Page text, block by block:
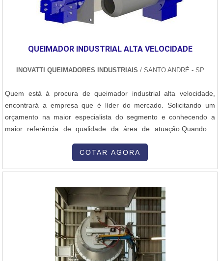
QUEIMADOR INDUSTRIAL ALTA VELOCIDADE
INOVATTI QUEIMADORES INDUSTRIAIS / SANTO ANDRÉ - SP
Quem está à procura de queimador industrial alta velocidade,
encontrará a empresa que é líder do mercado. Solicitando um
orçamento na maior especialista do segmento e conhecendo a
maior referência de qualidade da área de atuação.Quando a
colaboradores da Inovatti Queimadores Industriais o cliente
encontrará ótima qualidade com atendimento a indústrias de
COTAR AGORA